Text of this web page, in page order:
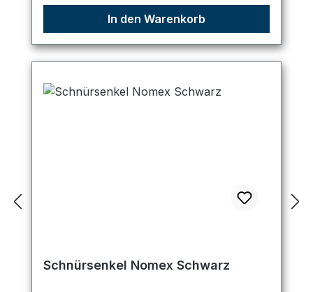
In den Warenkorb
Schnürsenkel Nomex Schwarz